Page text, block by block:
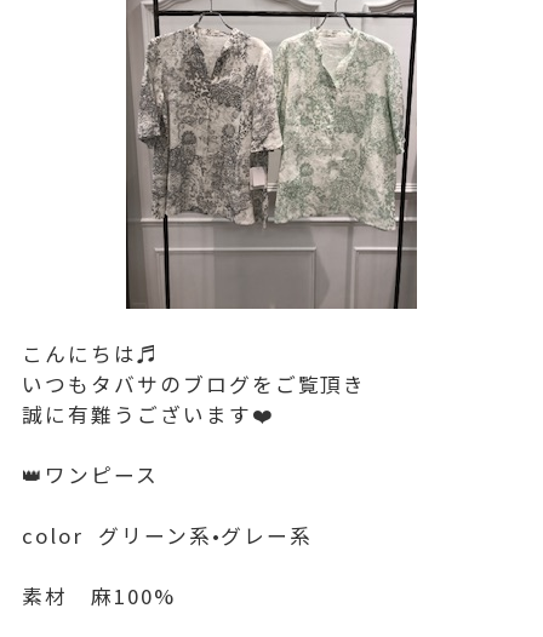
こんにちは♬
いつもタバサのブログをご覧頂き
誠に有難うございます❤️
👑ワンピース
color グリーン系•グレー系
素材 麻100%